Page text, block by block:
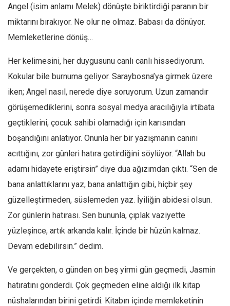
Düşünce
Angel (isim anlamı Melek) dönüşte biriktirdiği paranın bir
miktarını bırakıyor. Ne olur ne olmaz. Babası da dönüyor.
Memleketlerine dönüş…
Her kelimesini, her duygusunu canlı canlı hissediyorum.
Kokular bile burnuma geliyor. Saraybosna’ya girmek üzere
iken; Angel nasıl, nerede diye soruyorum. Uzun zamandır
görüşemediklerini, sonra sosyal medya aracılığıyla irtibata
geçtiklerini, çocuk sahibi olamadığı için karısından
boşandığını anlatıyor. Onunla her bir yazışmanın canını
acıttığını, zor günleri hatıra getirdiğini söylüyor. “Allah bu
adamı hidayete eriştirsin” diye dua ağızımdan çıktı. “Sen de
bana anlattıklarını yaz, bana anlattığın gibi, hiçbir şey
güzelleştirmeden, süslemeden yaz. İyiliğin abidesi olsun.
Zor günlerin hatırası. Sen bununla, çıplak vaziyette
yüzleşince, artık arkanda kalır. İçinde bir hüzün kalmaz.
Devam edebilirsin.” dedim.
Ve gerçekten, o günden on beş yirmi gün geçmedi, Jasmin
hatıratını gönderdi. Çok geçmeden eline aldığı ilk kitap
nüshalarından birini getirdi. Kitabın içinde memleketinin